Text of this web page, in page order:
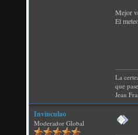
Mejor
El
La
que
Jean
Invinculao
Moderador Global